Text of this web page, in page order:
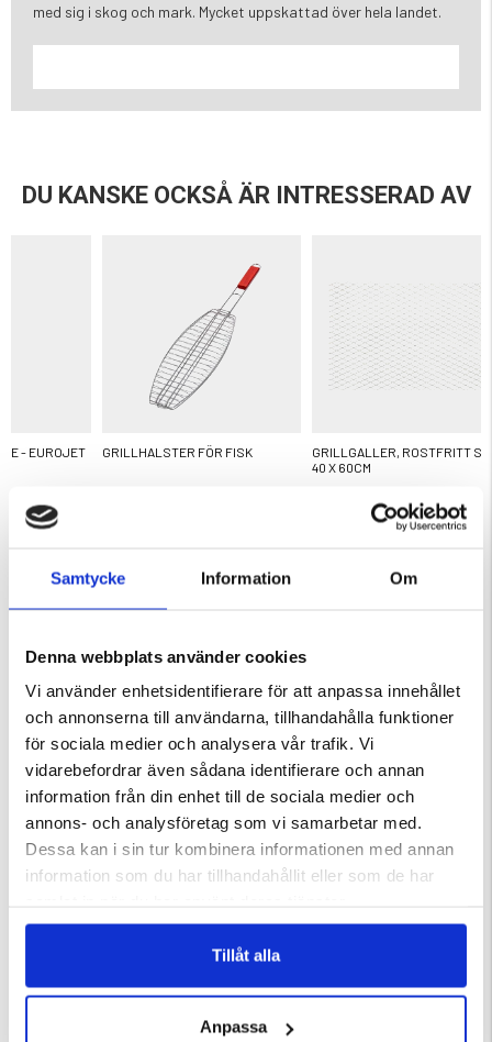
Samtycke Information Om
Denna webbplats använder cookies
Vi använder enhetsidentifierare för att anpassa innehållet
och annonserna till användarna, tillhandahålla funktioner
för sociala medier och analysera vår trafik. Vi
vidarebefordrar även sådana identifierare och annan
information från din enhet till de sociala medier och
annons- och analysföretag som vi samarbetar med.
Dessa kan i sin tur kombinera informationen med annan
information som du har tillhandahållit eller som de har
Tillåt alla
Anpassa
med sig i skog och mark. Mycket uppskattad över hela landet.
DU KANSKE OCKSÅ ÄR INTRESSERAD AV
- EUROJET GRILLHALSTER FÖR FISK
GRILLGALLER, ROSTFRITT
40 X 60CM
KÖPS OFTA TILLSAMMANS
NÄTBRYNJA
Betyg:
4.6 utav 5 stjärnor
TAKTÄLT AEROLITE 120 2.0 –
ULTRALÄTT MJUKSKAL